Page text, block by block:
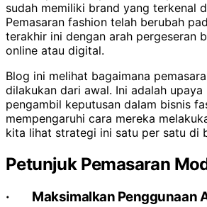
sudah memiliki brand yang terkenal
Pemasaran fashion telah berubah
terakhir ini dengan arah pergeseran
online atau digital.
Blog ini melihat bagaimana
dilakukan dari awal. Ini adalah
pengambil keputusan dalam bisnis
mempengaruhi cara mereka
kita lihat strategi ini satu per satu di
Petunjuk Pemasaran
· Maksimalkan Penggunaan